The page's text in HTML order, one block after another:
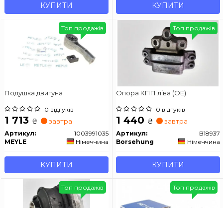
КУПИТИ КУПИТИ
Подушка двигуна
0 відгуків
1 713 ₴ завтра
Артикул:
1003991035
MEYLE
Німеччина
КУПИТИ
Топ продажів
Опора КПП ліва (OE)
0 відгуків
1 440 ₴ завтра
Артикул:
B18937
Borsehung
Німеччина
КУПИТИ
Топ продажів
Топ продажів Топ продажів